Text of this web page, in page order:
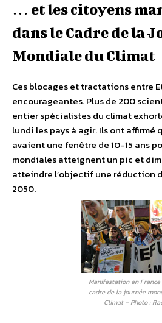
… et les citoyens
dans le Cadre de la
Mondiale du Climat
Ces blocages et tractations entre
encourageantes. Plus de 200
entier spécialistes du climat
lundi les pays à agir. Ils ont affirmé
avaient une fenêtre de 10-15 ans
mondiales atteignent un pic et
atteindre l’objectif une réduction
2050.
Manifestation en
cadre de la journée
Climat – Photo :